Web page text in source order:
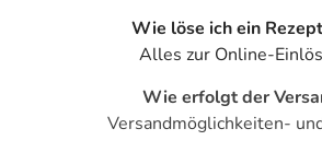
Wie löse ich ein
Alles zur Online-
Wie erfolgt der
Versandmöglichkeiten-